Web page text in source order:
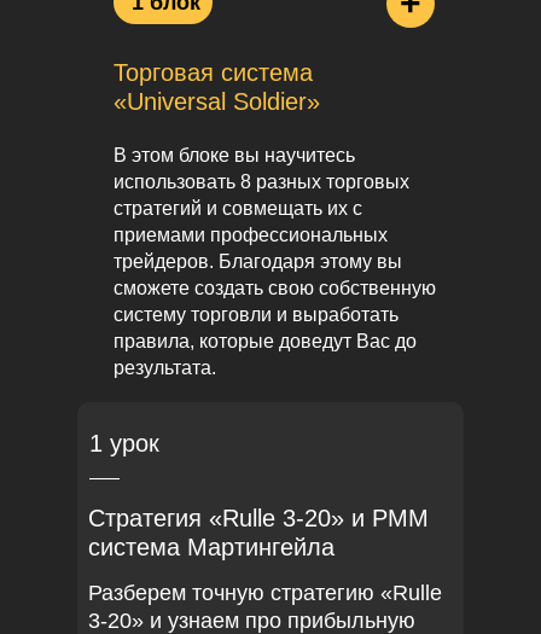
Торговая система
«Universal Soldier»
В этом блоке вы научитесь
использовать 8 разных торговых
стратегий и совмещать их с
приемами профессиональных
трейдеров. Благодаря этому вы
сможете создать свою собственную
систему торговли и выработать
правила, которые доведут Вас до
результата.
1 урок
Стратегия «Rulle 3-20» и РММ
система Мартингейла
Разберем точную стратегию «Rulle
3-20» и узнаем про прибыльную